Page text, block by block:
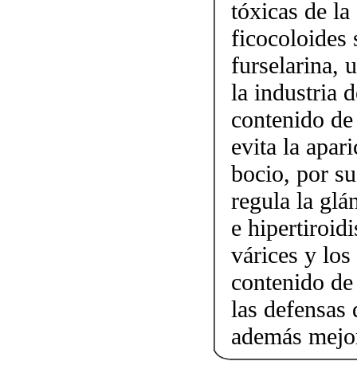
tóxicas de la
ficocoloides
furselarina,
la industria
contenido
evita la
bocio, por
regula la
e
várices y los
contenido
las defensas
además